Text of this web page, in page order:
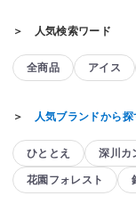
＞ 人気検索ワード
全商品 アイス
＞ 人気ブランドから探
ひととえ 深川カ
花園フォレスト